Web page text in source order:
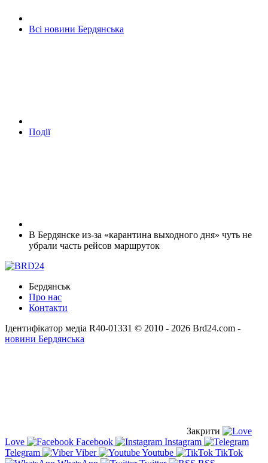
Всі новини Бердянська
Події
В Бердянске из-за «карантина выходного дня» чуть не
убрали часть рейсов маршруток
Бердянськ
Про нас
Контакти
Ідентифікатор медіа R40-01331 © 2010 - 2026 Brd24.com -
новини Бердянська
Закрити
Love
Facebook
Instagram
Telegram
Viber Youtube
TikTok